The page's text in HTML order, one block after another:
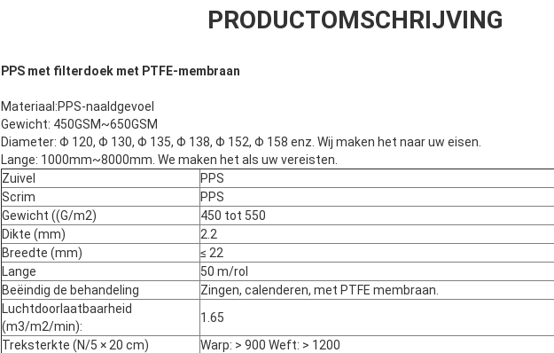
PRODUCTOMSCHRIJVING
PPS met filterdoek met PTFE-membraan
Materiaal:PPS-naaldgevoel
Gewicht: 450GSM~650GSM
Diameter: Φ 120, Φ 130, Φ 135, Φ 138, Φ 152, Φ 158 enz. Wij maken het naar uw eisen.
Lange: 1000mm~8000mm. We maken het als uw vereisten.
Zuivel
PPS
Scrim
PPS
Gewicht ((G/m2)
450 tot 550
Dikte (mm)
2.2
Breedte (mm)
≤ 22
Lange
50 m/rol
Beëindig de behandeling
Zingen, calenderen, met PTFE membraan.
Luchtdoorlaatbaarheid
(m3/m2/min):
1.65
Treksterkte (N/5 × 20 cm)
Warp: > 900 Weft: > 1200